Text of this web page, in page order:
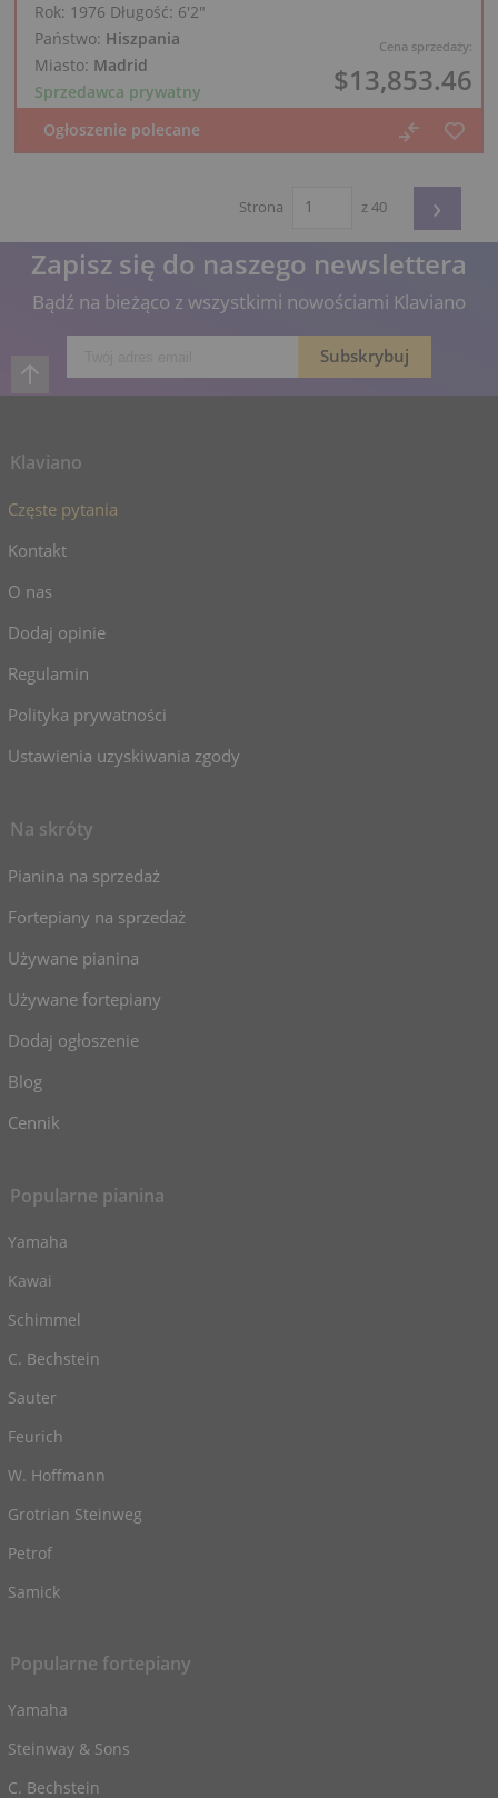
Cena sprzedaży:
$13,853.46
Rok: 1976 Długość: 6′2″
Państwo: Hiszpania
Miasto: Madrid
Sprzedawca prywatny
Strona z 40 ›
Zapisz się do naszego newslettera
Bądź na bieżąco z wszystkimi nowościami Klaviano
Klaviano
Częste pytania
Kontakt
O nas
Dodaj opinie
Regulamin
Polityka prywatności
Ustawienia uzyskiwania zgody
Na skróty
Pianina na sprzedaż
Fortepiany na sprzedaż
Używane pianina
Używane fortepiany
Dodaj ogłoszenie
Blog
Cennik
Popularne pianina
Yamaha
Kawai
Schimmel
C. Bechstein
Sauter
Feurich
W. Hoffmann
Grotrian Steinweg
Petrof
Samick
Popularne fortepiany
Yamaha
Steinway & Sons
C. Bechstein